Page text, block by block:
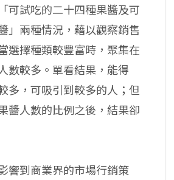
可試吃的二十四種果醬及可
」兩種情況，藉以觀察銷售
選擇種類較豐富時，聚集在
數較多。單看結果，能得
多，可吸引到較多的人；但
醬人數的比例之後，結果卻
響到商業界的市場行銷策